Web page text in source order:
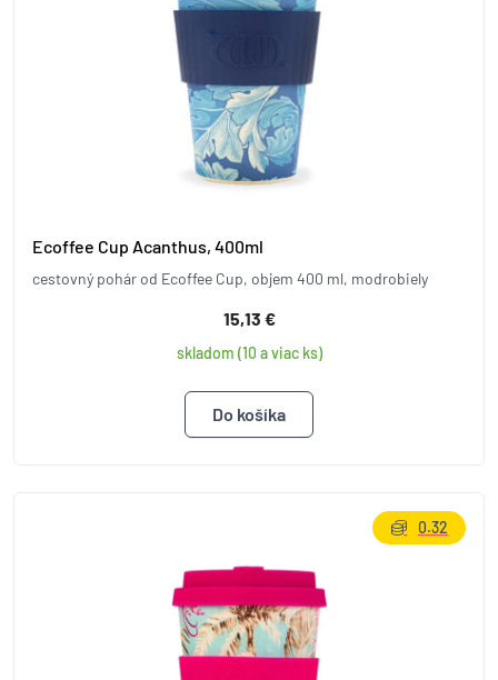
Ecoffee Cup Acanthus, 400ml
cestovný pohár od Ecoffee Cup, objem 400 ml, modrobiely
15,13 €
skladom (10 a viac ks)
0.32